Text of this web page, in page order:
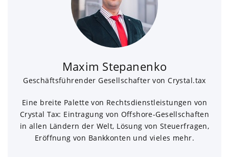
Maxim Stepanenko
Geschäftsführender Gesellschafter von Crystal.tax
Eine breite Palette von Rechtsdienstleistungen von
Crystal Tax: Eintragung von Offshore-Gesellschaften
in allen Ländern der Welt, Lösung von Steuerfragen,
Eröffnung von Bankkonten und vieles mehr.